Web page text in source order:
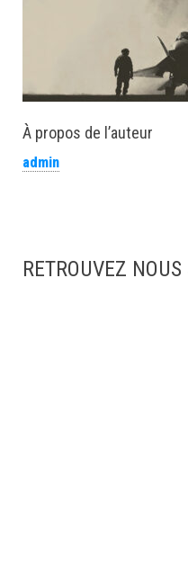
À propos de l’auteur
admin
RETROUVEZ